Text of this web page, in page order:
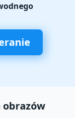
obrazów